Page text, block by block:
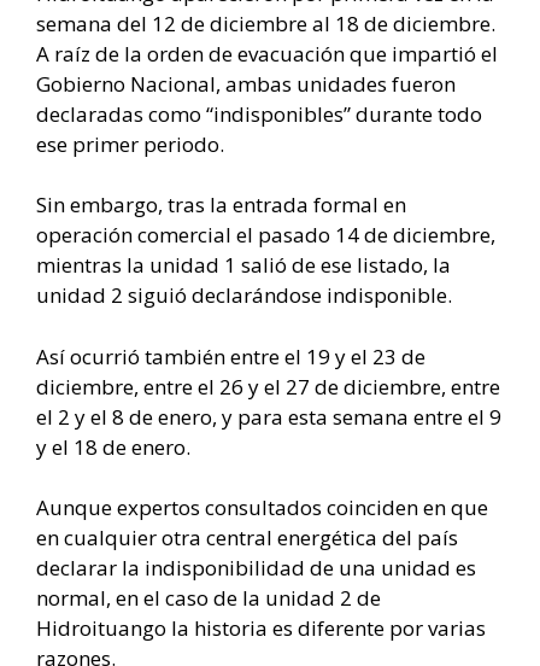
semana del 12 de diciembre al 18 de diciembre.
A raíz de la orden de evacuación que impartió el
Gobierno Nacional, ambas unidades fueron
declaradas como “indisponibles” durante todo
ese primer periodo.
Sin embargo, tras la entrada formal en
operación comercial el pasado 14 de diciembre,
mientras la unidad 1 salió de ese listado, la
unidad 2 siguió declarándose indisponible.
Así ocurrió también entre el 19 y el 23 de
diciembre, entre el 26 y el 27 de diciembre, entre
el 2 y el 8 de enero, y para esta semana entre el 9
y el 18 de enero.
Aunque expertos consultados coinciden en que
en cualquier otra central energética del país
declarar la indisponibilidad de una unidad es
normal, en el caso de la unidad 2 de
Hidroituango la historia es diferente por varias
razones.